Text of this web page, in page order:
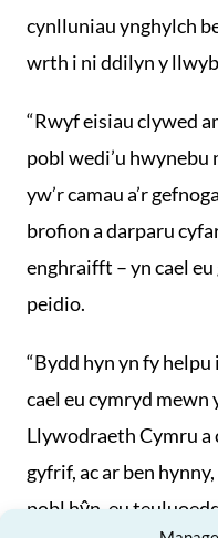
cynlluniau ynghylch
wrth i ni ddilyn y
“Rwyf eisiau clywed
pobl wedi’u hwynebu
yw’r camau a’r
brofion a darparu
enghraifft – yn cael
peidio.
“Bydd hyn yn fy helpu
cael eu cymryd mewn
Llywodraeth Cymru
gyfrif, ac ar ben
pobl hŷn, eu